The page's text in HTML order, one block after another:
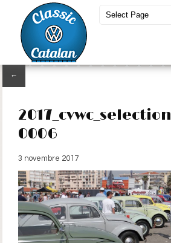
←
2017_cvwc_selection_
0006
3 novembre 2017